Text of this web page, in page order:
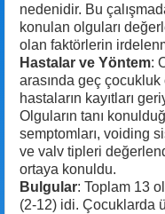
nedenidir. Bu
konulan olguları
olan faktörlerin
Hastalar ve Yöntem:
arasında geç çocukluk
hastaların kayıtları
Olguların tanı
semptomları, voiding
ve valv tipleri
ortaya konuldu.
Bulgular: Toplam 13
(2-12) idi. Çocuklarda